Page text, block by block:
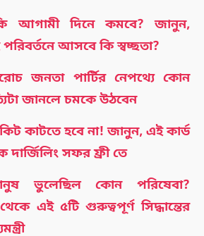
আগামী দিনে কমবে? জানুন,
আসবে কি স্বচ্ছতা?
জনতা পার্টির নেপথ্যে কোন
জানলে চমকে উঠবেন
কাটতে হবে না! জানুন, এই কার্ড
দার্জিলিং সফর ফ্রী তে
ভুলেছিল কোন পরিষেবা?
এই ৫টি গুরুত্বপূর্ণ সিদ্ধান্তের